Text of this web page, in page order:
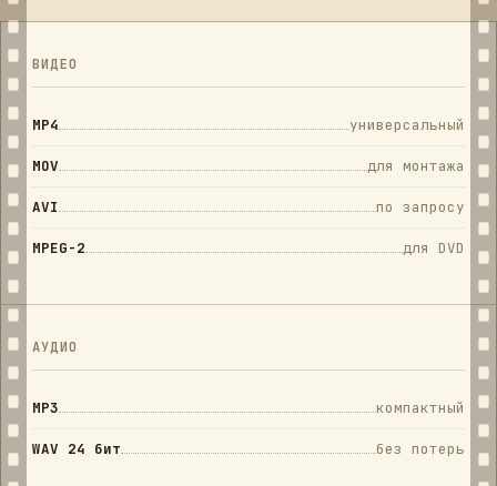
ВИДЕО
MP4 универсальный
MOV для монтажа
AVI по запросу
MPEG-2 для DVD
АУДИО
MP3 компактный
WAV 24 бит без потерь